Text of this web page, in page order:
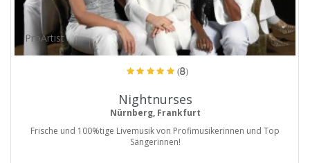
ProArtist
(8)
Nightnurses
Nürnberg, Frankfurt
Frische und 100%tige Livemusik von Profimusikerinnen und Top
Sängerinnen!